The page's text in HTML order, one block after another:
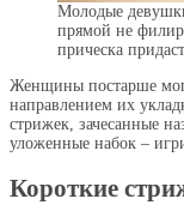
Молодые
прямой не
прическа
Женщины постарше
направлением их
стрижек, зачесанные
уложенные набок –
Короткие